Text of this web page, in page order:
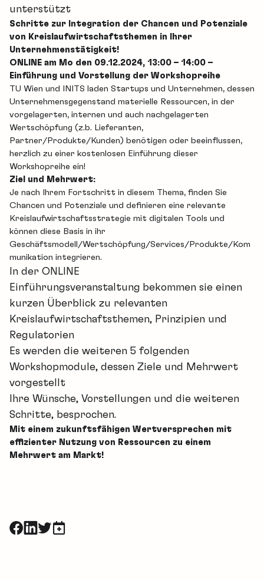
unterstützt
Schritte zur Integration der Chancen und Potenziale
von Kreislaufwirtschaftsthemen in Ihrer
Unternehmenstätigkeit!
ONLINE am Mo den 09.12.2024, 13:00 – 14:00 –
Einführung und Vorstellung der Workshopreihe
TU Wien und INITS laden Startups und Unternehmen, dessen
Unternehmensgegenstand materielle Ressourcen, in der
vorgelagerten, internen und auch nachgelagerten
Wertschöpfung (z.b. Lieferanten,
Partner/Produkte/Kunden) benötigen oder beeinflussen,
herzlich zu einer kostenlosen Einführung dieser
Workshopreihe ein!
Ziel und Mehrwert:
Je nach Ihrem Fortschritt in diesem Thema, finden Sie
Chancen und Potenziale und definieren eine relevante
Kreislaufwirtschaftsstrategie mit digitalen Tools und
können diese Basis in ihr
Geschäftsmodell/Wertschöpfung/Services/Produkte/Kom
munikation integrieren.
In der ONLINE
Einführungsveranstaltung bekommen sie einen
kurzen Überblick zu relevanten
Kreislaufwirtschaftsthemen, Prinzipien und
Regulatorien
Es werden die weiteren 5 folgenden
Workshopmodule, dessen Ziele und Mehrwert
vorgestellt
Ihre Wünsche, Vorstellungen und die weiteren
Schritte, besprochen.
Mit einem zukunftsfähigen Wertversprechen mit
effizienter Nutzung von Ressourcen zu einem
Mehrwert am Markt!